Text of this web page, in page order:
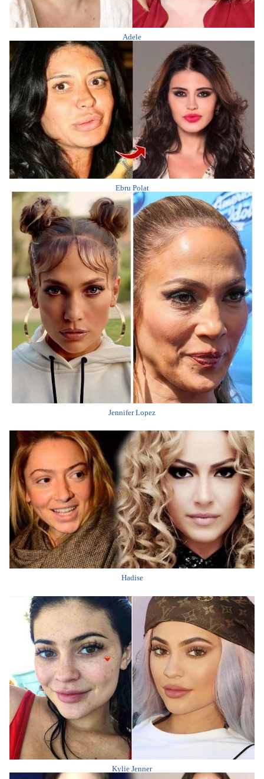
Adele
Ebru Polat
Jennifer Lopez
Hadise
Kylie Jenner